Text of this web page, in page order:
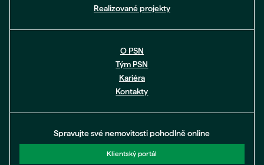
Realizované projekty
O PSN
Tým PSN
Kariéra
Kontakty
Spravujte své nemovitosti pohodlně online
Klientský portál